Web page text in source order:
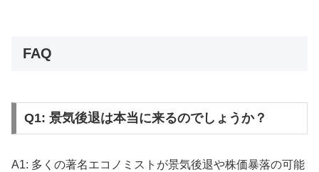
FAQ
Q1: 景気後退は本当に来るのでしょうか？
A1: 多くの著名エコノミストが景気後退や株価暴落の可能